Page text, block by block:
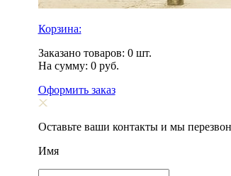
Корзина:
Заказано товаров: 0шт.
На сумму: 0руб.
Оформить заказ
Оставьте ваши контакты и мы
Имя